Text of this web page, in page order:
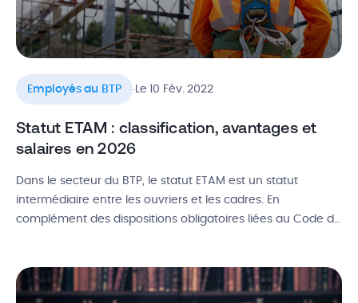
Employés du BTP .Le 10 Fév. 2022
Statut ETAM : classification, avantages et
salaires en 2026
Dans le secteur du BTP, le statut ETAM est un statut
intermédiaire entre les ouvriers et les cadres. En
complément des dispositions obligatoires liées au Code du
statut, les clauses du contrat de travail, etc. Les employés,
les techniciens et […]